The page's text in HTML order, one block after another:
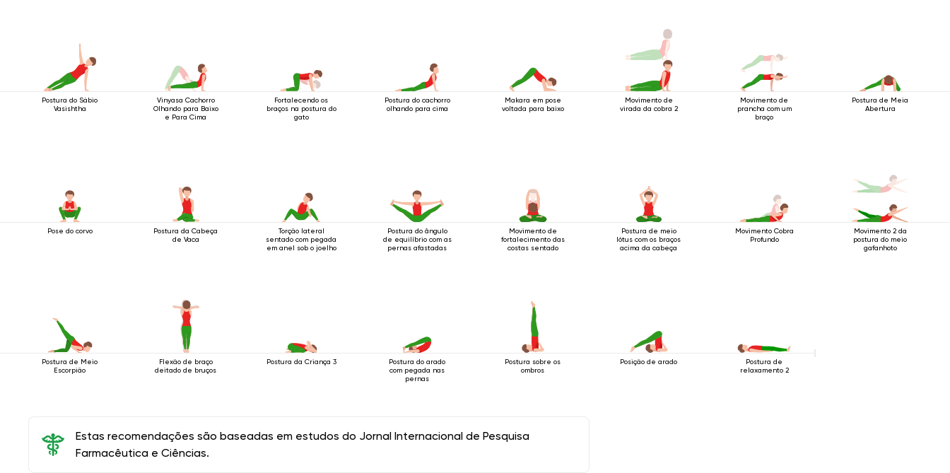
Postura do Sábio
Vasishtha
Vinyasa Cachorro
Olhando para Baixo
e Para Cima
Fortalecendo os
braços na postura do
gato
Postura do cachorro
olhando para cima
Makara em pose
voltada para baixo
Movimento de
virada da cobra 2
Movimento de
prancha com um
braço
Postura de Meia
Abertura
Pose do corvo
Postura da Cabeça
de Vaca
Torção lateral
sentado com pegada
em anel sob o joelho
Postura do ângulo
de equilíbrio com as
pernas afastadas
Movimento de
fortalecimento das
costas sentado
Postura de meio
lótus com os braços
acima da cabeça
Movimento Cobra
Profundo
Movimento 2 da
postura do meio
gafanhoto
Postura de Meio
Escorpião
Flexão de braço
deitado de bruços
Postura da Criança 3
Postura do arado
com pegada nas
pernas
Postura sobre os
ombros
Posição de arado
Postura de
relaxamento 2
Estas recomendações são baseadas em estudos do Jornal Internacional de Pesquisa
Farmacêutica e Ciências.